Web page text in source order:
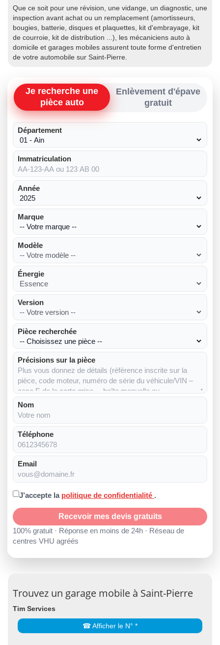
Que ce soit pour une révision, une vidange, un diagnostic, une
inspection avant achat ou un remplacement (amortisseurs,
bougies, batterie, disques et plaquettes, kit d'embrayage, kit
de courroie, kit de distribution ...), les mécaniciens auto à
domicile et garages mobiles assurent toute forme d'entretien
de votre automobile sur Saint-Pierre.
Je recherche une
pièce auto
Enlèvement d'épave
gratuit
Département
Immatriculation
Année
Marque
Modèle
Énergie
Version
Pièce recherchée
Précisions sur la pièce
Nom
Téléphone
Email
J’accepte la politique de confidentialité .
Recevoir mes devis gratuits
100% gratuit · Réponse en moins de 24h · Réseau de
centres VHU agréés
Trouvez un garage mobile à Saint-Pierre
Tim Services
☎ Afficher le N° *